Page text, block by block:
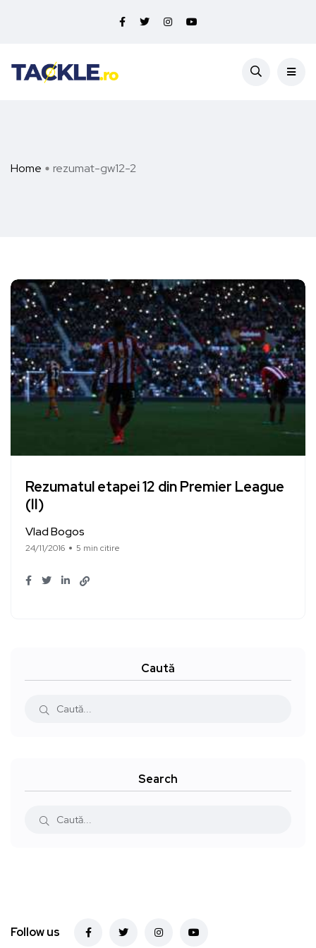
Home rezumat-gw12-2
Rezumatul etapei 12 din Premier League
(II)
Vlad Bogos
24/11/2016 5 min citire
Caută
Search
Follow us